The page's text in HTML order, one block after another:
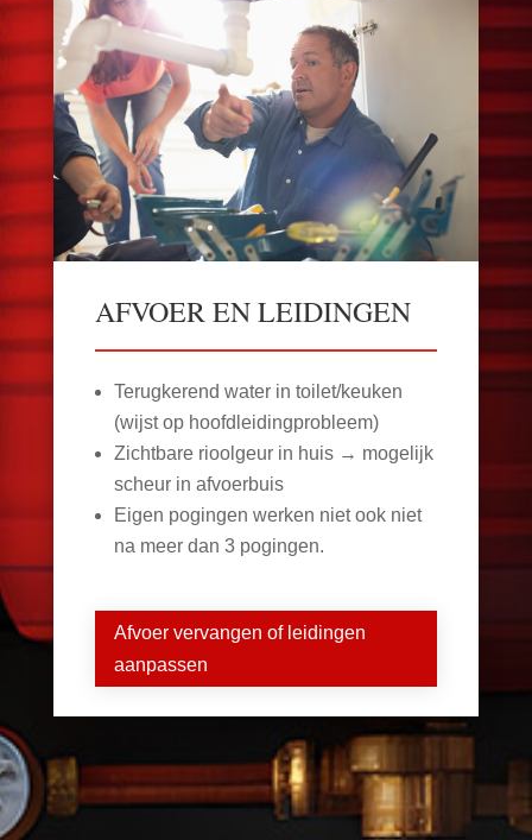
AFVOER EN LEIDINGEN
Terugkerend water in toilet/keuken
(wijst op hoofdleidingprobleem)
Zichtbare rioolgeur in huis → mogelijk
scheur in afvoerbuis
Eigen pogingen werken niet ook niet
na meer dan 3 pogingen.
Afvoer vervangen of leidingen
aanpassen